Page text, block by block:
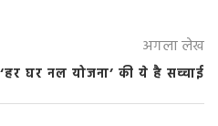
अगला लेख
घर नल योजना’ की ये है सच्चाई